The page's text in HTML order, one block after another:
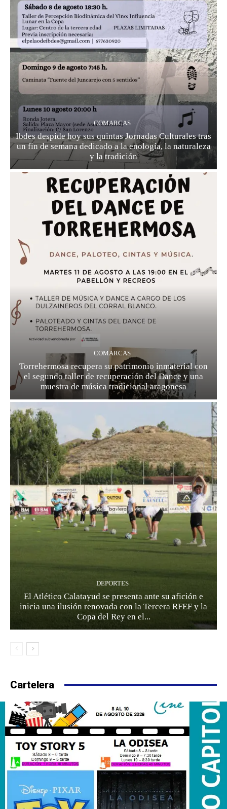
COMARCAS
Ibdes despide hoy sus quintas Jornadas Culturales tras
un fin de semana dedicado a la enología, la naturaleza
y la tradición
COMARCAS
Torrehermosa recupera su patrimonio inmaterial con
el segundo taller de recuperación del Dance y una
muestra de música tradicional aragonesa
DEPORTES
El Atlético Calatayud se presenta ante su afición e
inicia una ilusión renovada con la Tercera RFEF y la
Copa del Rey en el...
Cartelera